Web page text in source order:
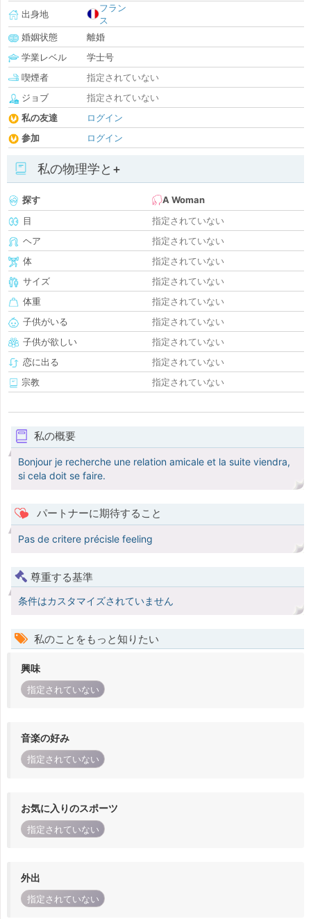
出身地
フラン
ス
婚姻状態
離婚
学業レベル
学士号
喫煙者
指定されていない
ジョブ
指定されていない
私の友達
ログイン
参加
ログイン
私の物理学と+
探す
A Woman
目
指定されていない
ヘア
指定されていない
体
指定されていない
サイズ
指定されていない
体重
指定されていない
子供がいる
指定されていない
子供が欲しい
指定されていない
恋に出る
指定されていない
宗教
指定されていない
私の概要
Bonjour je recherche une relation amicale et la suite viendra,
si cela doit se faire.
パートナーに期待すること
Pas de critere précisle feeling
尊重する基準
条件はカスタマイズされていません
私のことをもっと知りたい
興味
指定されていない
音楽の好み
指定されていない
お気に入りのスポーツ
指定されていない
外出
指定されていない